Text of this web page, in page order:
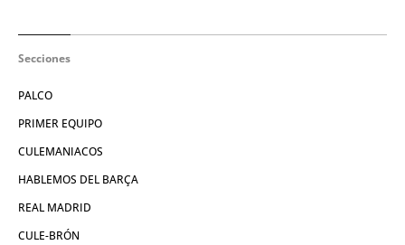
Secciones
PALCO
PRIMER EQUIPO
CULEMANIACOS
HABLEMOS DEL BARÇA
REAL MADRID
CULE-BRÓN